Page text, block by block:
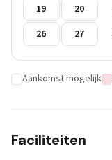
19
20
26
27
Aankomst mogelijk
Faciliteiten